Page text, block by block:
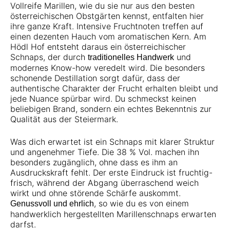
Vollreife Marillen, wie du sie nur aus den besten
österreichischen Obstgärten kennst, entfalten hier
ihre ganze Kraft. Intensive Fruchtnoten treffen auf
einen dezenten Hauch vom aromatischen Kern. Am
Hödl Hof entsteht daraus ein österreichischer
Schnaps, der durch traditionelles Handwerk und
modernes Know-how veredelt wird. Die besonders
schonende Destillation sorgt dafür, dass der
authentische Charakter der Frucht erhalten bleibt und
jede Nuance spürbar wird. Du schmeckst keinen
beliebigen Brand, sondern ein echtes Bekenntnis zur
Qualität aus der Steiermark.
Was dich erwartet ist ein Schnaps mit klarer Struktur
und angenehmer Tiefe. Die 38 % Vol. machen ihn
besonders zugänglich, ohne dass es ihm an
Ausdruckskraft fehlt. Der erste Eindruck ist fruchtig-
frisch, während der Abgang überraschend weich
wirkt und ohne störende Schärfe auskommt.
Genussvoll und ehrlich, so wie du es von einem
handwerklich hergestellten Marillenschnaps erwarten
darfst.